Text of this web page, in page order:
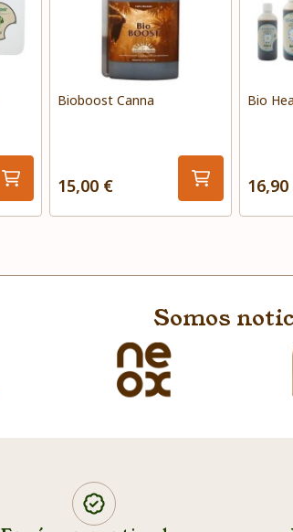
Bioboost Canna
15,00 €
Bio
Somos